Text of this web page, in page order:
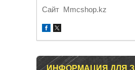
Cайт Mmcshop.kz
ИНФОРМАЦИЯ ДЛЯ